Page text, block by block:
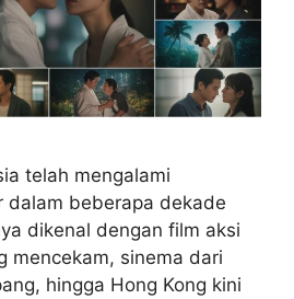
telah mengalami
dalam beberapa dekade
dikenal dengan film aksi
mencekam, sinema dari
hingga Hong Kong kini